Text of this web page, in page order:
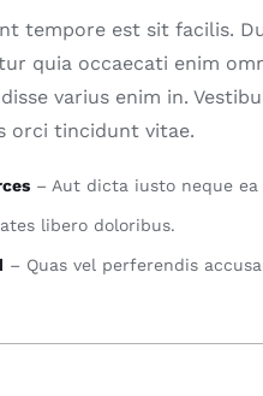
tempore est sit facilis.
quia occaecati enim
varius enim in.
orci tincidunt vitae.
– Aut dicta iusto neque ea
libero doloribus.
– Quas vel perferendis